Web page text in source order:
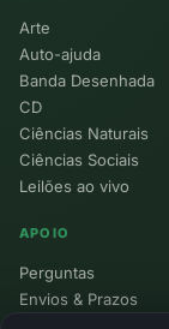
Arte
Auto-ajuda
Banda Desenhada
CD
Ciências Naturais
Ciências Sociais
Leilões ao vivo
APOIO
Perguntas
Envios & Prazos